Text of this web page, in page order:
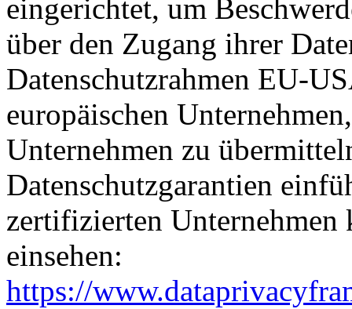
eingerichtet, um
über den Zugang ihrer
Datenschutzrahmen EU-
europäischen
Unternehmen zu
Datenschutzgarantien
zertifizierten
einsehen:
https://